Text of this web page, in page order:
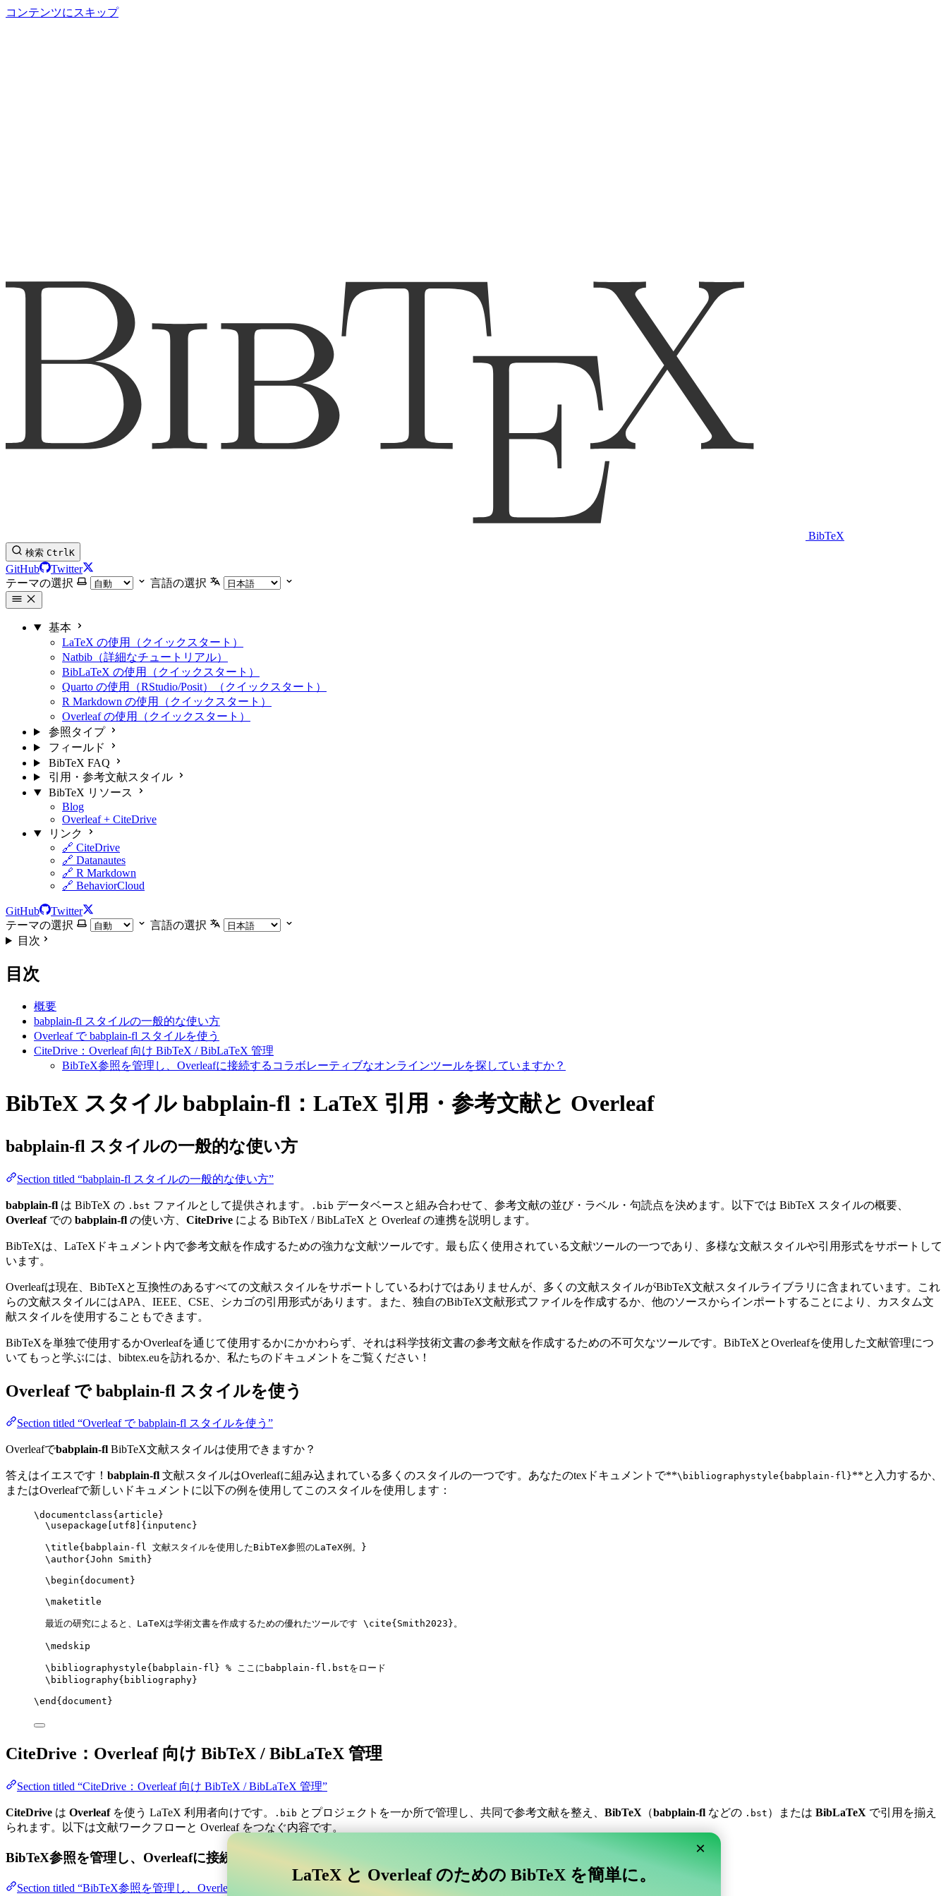
コンテンツにスキップ
BibTeX
検索 CtrlK
GitHub
Twitter
テーマの選択
言語の選択
基本
LaTeX の使用（クイックスタート）
Natbib（詳細なチュートリアル）
BibLaTeX の使用（クイックスタート）
Quarto の使用（RStudio/Posit）（クイックスタート）
R Markdown の使用（クイックスタート）
Overleaf の使用（クイックスタート）
参照タイプ
フィールド
BibTeX FAQ
引用・参考文献スタイル
BibTeX リソース
Blog
Overleaf + CiteDrive
リンク
🔗 CiteDrive
🔗 Datanautes
🔗 R Markdown
🔗 BehaviorCloud
GitHub
Twitter
テーマの選択
言語の選択
目次
目次
概要
babplain-fl スタイルの一般的な使い方
Overleaf で babplain-fl スタイルを使う
CiteDrive：Overleaf 向け BibTeX / BibLaTeX 管理
BibTeX参照を管理し、Overleafに接続するコラボレーティブなオンラインツールを探していますか？
BibTeX スタイル babplain-fl：LaTeX 引用・参考文献と Overleaf
babplain-fl スタイルの一般的な使い方
Section titled “babplain-fl スタイルの一般的な使い方”
babplain-fl は BibTeX の .bst ファイルとして提供されます。 .bib データベースと組み合わせて、参考文献の並び・ラベル・句読点を決めます。以下では BibTeX スタイルの概要、
Overleafでの babplain-fl の使い方、 CiteDrive による BibTeX / BibLaTeX と Overleaf の連携を説明します。
BibTeXは、LaTeXドキュメント内で参考文献を作成するための強力な文献ツールです。最も広く使用されている文献ツールの一つであり、多様な文献スタイルや引用形式をサポートして
います。
Overleafは現在、BibTeXと互換性のあるすべての文献スタイルをサポートしているわけではありませんが、多くの文献スタイルがBibTeX文献スタイルライブラリに含まれています。これ
らの文献スタイルにはAPA、IEEE、CSE、シカゴの引用形式があります。また、独自のBibTeX文献形式ファイルを作成するか、他のソースからインポートすることにより、カスタム文
献スタイルを使用することもできます。
BibTeXを単独で使用するかOverleafを通じて使用するかにかかわらず、それは科学技術文書の参考文献を作成するための不可欠なツールです。BibTeXとOverleafを使用した文献管理につ
いてもっと学ぶには、bibtex.euを訪れるか、私たちのドキュメントをご覧ください！
Overleaf でbabplain-fl スタイルを使う
Section titled “Overleaf で babplain-fl スタイルを使う”
Overleafでbabplain-fl BibTeX文献スタイルは使用できますか？
答えはイエスです！ babplain-fl 文献スタイルはOverleafに組み込まれている多くのスタイルの一つです。あなたのtexドキュメントで**\bibliographystyle{babplain-fl}**と入力するか、
またはOverleafで新しいドキュメントに以下の例を使用してこのスタイルを使用します：
\documentclass{ article }
\usepackage
utf8 ]{ inputenc }
\title{babplain-fl 文献スタイルを使用したBibTeX参照のLaTeX例。}
\author{John Smith}
\begin{ document }
\maketitle
最近の研究によると、LaTeXは学術文書を作成するための優れたツールです \cite{ Smith2023 }。
\medskip
\bibliographystyle{babplain-fl} % ここにbabplain-fl.bstをロード
\bibliography{bibliography}
\end { document }
CiteDrive：Overleaf 向け BibTeX / BibLaTeX 管理
Section titled “CiteDrive：Overleaf 向け BibTeX / BibLaTeX 管理”
CiteDrive は Overleafを使う LaTeX 利用者向けです。 .bib とプロジェクトを一か所で管理し、共同で参考文献を整え、 BibTeX （babplain-fl などの .bst ）または BibLaTeX で引用を揃え
られます。以下は文献ワークフローと Overleaf をつなぐ内容です。
BibTeX参照を管理し、Overleafに接続するコラボレーティブなオンラインツールを探していますか？
Section titled “BibTeX参照を管理し、Overleafに接続するコラボレーティブなオンラインツールを探していますか？”
×
LaTeX と Overleaf のための BibTeX を簡単に。